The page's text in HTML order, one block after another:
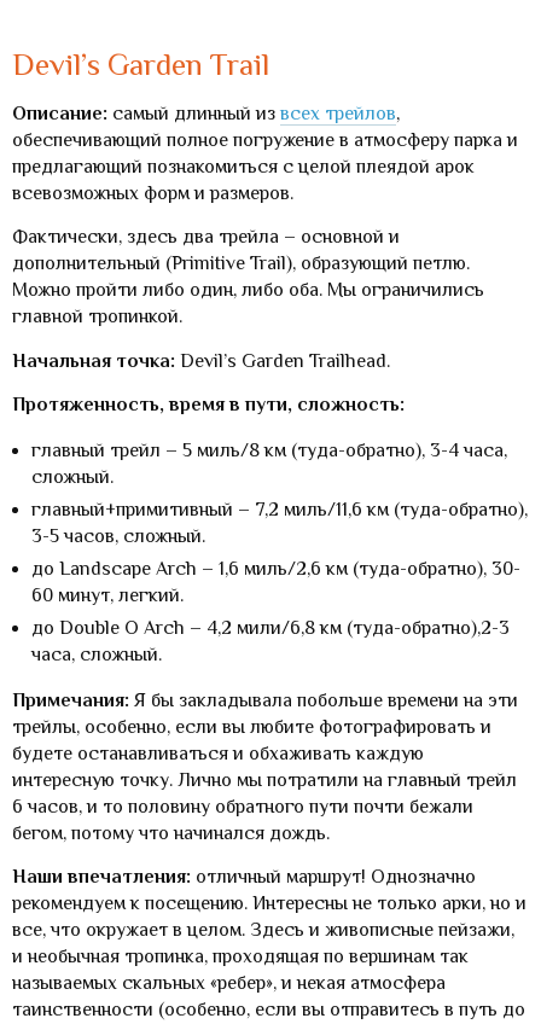
Devil’s Garden Trail
Описание: самый длинный из всех трейлов,
обеспечивающий полное погружение в атмосферу парка и
предлагающий познакомиться с целой плеядой арок
всевозможных форм и размеров.
Фактически, здесь два трейла – основной и
дополнительный (Primitive Trail), образующий петлю.
Можно пройти либо один, либо оба. Мы ограничились
главной тропинкой.
Начальная точка: Devil’s Garden Trailhead.
Протяженность, время в пути, сложность:
главный трейл – 5 миль/8 км (туда-обратно), 3-4 часа,
сложный.
главный+примитивный – 7,2 миль/11,6 км (туда-обратно),
3-5 часов, сложный.
до Landscape Arch – 1,6 миль/2,6 км (туда-обратно), 30-
60 минут, легкий.
до Double O Arch – 4,2 мили/6,8 км (туда-обратно),2-3
часа, сложный.
Примечания: Я бы закладывала побольше времени на эти
трейлы, особенно, если вы любите фотографировать и
будете останавливаться и обхаживать каждую
интересную точку. Лично мы потратили на главный трейл
6 часов, и то половину обратного пути почти бежали
бегом, потому что начинался дождь.
Наши впечатления: отличный маршрут! Однозначно
рекомендуем к посещению. Интересны не только арки, но и
все, что окружает в целом. Здесь и живописные пейзажи,
и необычная тропинка, проходящая по вершинам так
называемых скальных «ребер», и некая атмосфера
таинственности (особенно, если вы отправитесь в путь до